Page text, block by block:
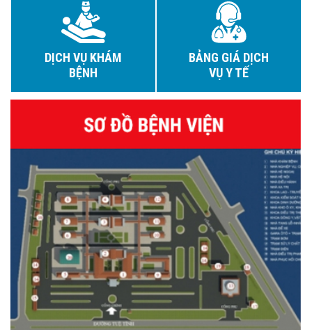
DỊCH VỤ KHÁM
BỆNH
BẢNG GIÁ DỊCH
VỤ Y TẾ